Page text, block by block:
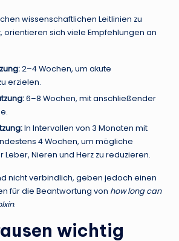
wissenschaftlichen Leitlinien zu
orientieren sich viele Empfehlungen an
2–4 Wochen, um akute
erzielen.
6–8 Wochen, mit anschließender
In Intervallen von 3 Monaten mit
4 Wochen, um mögliche
Leber, Nieren und Herz zu reduzieren.
nicht verbindlich, geben jedoch einen
für die Beantwortung von how long can
.
wichtig